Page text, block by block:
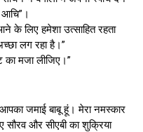
के लिए हमेशा उत्साहित रहता
लग रहा है।”
मजा लीजिए।”
जमाई बाबू हूं। मेरा नमस्कार
और सीएबी का शुक्रिया